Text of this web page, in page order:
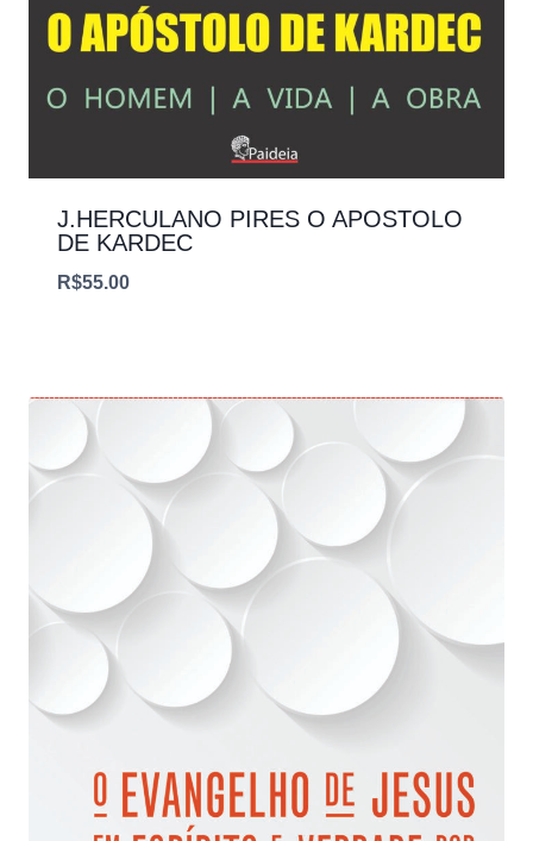
J.HERCULANO PIRES O APOSTOLO
DE KARDEC
R$55.00